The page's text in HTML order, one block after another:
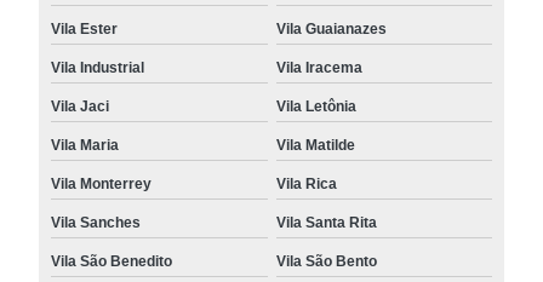
Vila Ester Vila Guaianazes
Vila Industrial Vila Iracema
Vila Jaci Vila Letônia
Vila Maria Vila Matilde
Vila Monterrey Vila Rica
Vila Sanches Vila Santa Rita
Vila São Benedito Vila São Bento